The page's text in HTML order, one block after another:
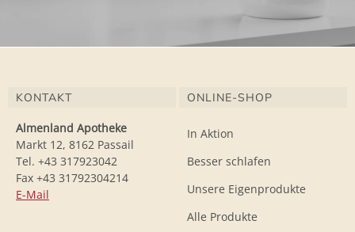
KONTAKT
Almenland Apotheke
Markt 12, 8162 Passail
Tel. +43 317923042
Fax +43 31792304214
E-Mail
ONLINE-SHOP
In Aktion
Besser schlafen
Unsere Eigenprodukte
Alle Produkte